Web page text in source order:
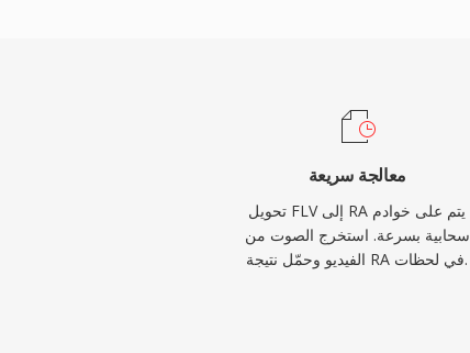
أرشيفات ضخمة من محتوى RA من إذاعة الويب المبكرة موجودة وتحتاج
معالجة سريعة
تحويل FLV إلى RA يتم على خوادم
سحابية بسرعة. استخرج الصوت من
الفيديو وحمّل نتيجة RA في لحظات.